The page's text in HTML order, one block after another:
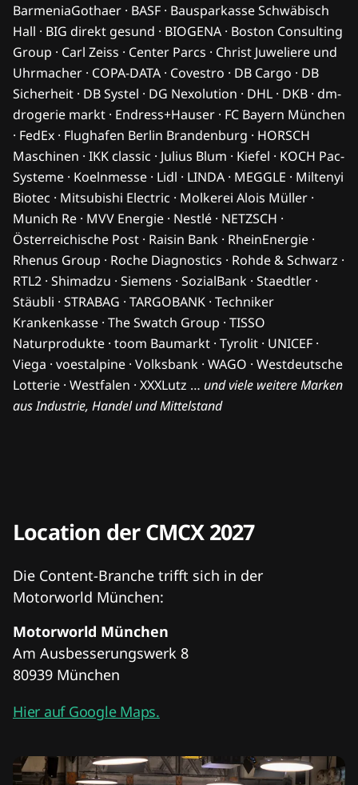
BarmeniaGothaer · BASF · Bausparkasse Schwäbisch
Hall · BIG direkt gesund · BIOGENA · Boston Consulting
Group · Carl Zeiss · Center Parcs · Christ Juweliere und
Uhrmacher · COPA-DATA · Covestro · DB Cargo · DB
Sicherheit · DB Systel · DG Nexolution · DHL · DKB · dm-
drogerie markt · Endress+Hauser · FC Bayern München
· FedEx · Flughafen Berlin Brandenburg · HORSCH
Maschinen · IKK classic · Julius Blum · Kiefel · KOCH Pac-
Systeme · Koelnmesse · Lidl · LINDA · MEGGLE · Miltenyi
Biotec · Mitsubishi Electric · Molkerei Alois Müller ·
Munich Re · MVV Energie · Nestlé · NETZSCH ·
Österreichische Post · Raisin Bank · RheinEnergie ·
Rhenus Group · Roche Diagnostics · Rohde & Schwarz ·
RTL2 · Shimadzu · Siemens · SozialBank · Staedtler ·
Stäubli · STRABAG · TARGOBANK · Techniker
Krankenkasse · The Swatch Group · TISSO
Naturprodukte · toom Baumarkt · Tyrolit · UNICEF ·
Viega · voestalpine · Volksbank · WAGO · Westdeutsche
Lotterie · Westfalen · XXXLutz … und viele weitere Marken
aus Industrie, Handel und Mittelstand
Location der CMCX 2027
Die Content-Branche trifft sich in der
Motorworld München:
Motorworld München
Am Ausbesserungswerk 8
80939 München
Hier auf Google Maps.